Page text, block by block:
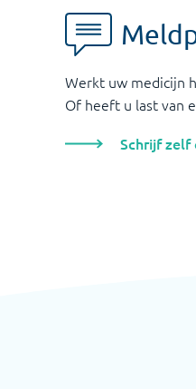
Werkt uw medicijn
Of heeft u last van
Schrijf zelf